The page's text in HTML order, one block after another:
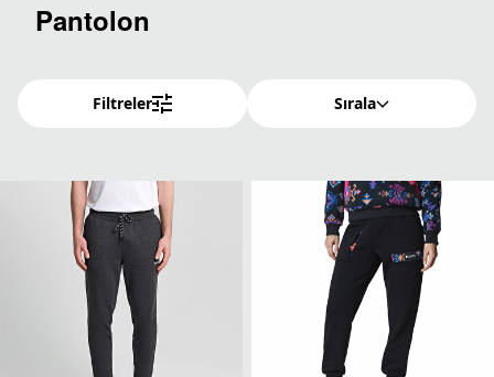
Pantolon
Filtreler Sırala